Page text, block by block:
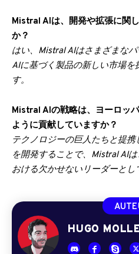
Mistral AIは、開発や拡張に関
か？
はい、Mistral AIはさまざまなパ
AIに基づく製品の新しい市場
す。
Mistral AIの戦略は、ヨーロッ
ように貢献していますか？
テクノロジーの巨人たちと提
を開発することで、Mistral AI
おける欠かせないリーダーとし
HUGO